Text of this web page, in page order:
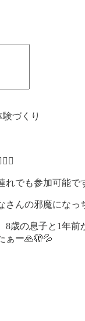
づくり
れでも参加可能で
さんの邪魔になっ
8歳の息子と1年
ぁー🙏🫣💦